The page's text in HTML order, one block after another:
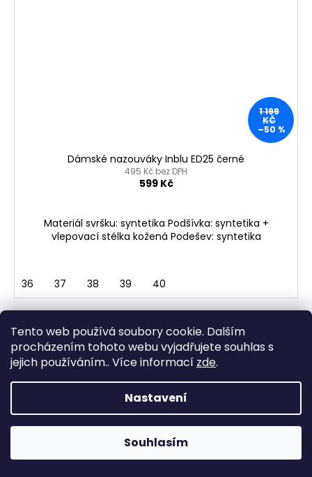
Tento web používá soubory cookie. Dalším
procházením tohoto webu vyjadřujete souhlas s
jejich používáním.. Více informací zde.
Nastavení
Souhlasím
1 199
KČ
–50 %
Dámské nazouváky Inblu ED25 černé
495 Kč bez DPH
599 Kč
Materiál svršku: syntetika Podšívka: syntetika +
vlepovací stélka kožená Podešev: syntetika
36 37 38 39 40